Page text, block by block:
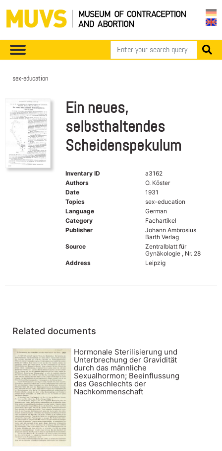
sex-education
Ein neues,
selbsthaltendes
Scheidenspekulum
Inventary ID
a3162
Authors
O. Köster
Date
1931
Topics
sex-education
Language
German
Category
Fachartikel
Publisher
Johann Ambrosius
Barth Verlag
Source
Zentralblatt für
Gynäkologie , Nr. 28
Address
Leipzig
Related documents
Hormonale Sterilisierung und
Unterbrechung der Gravidität
durch das männliche
Sexualhormon; Beeinflussung
des Geschlechts der
Nachkommenschaft